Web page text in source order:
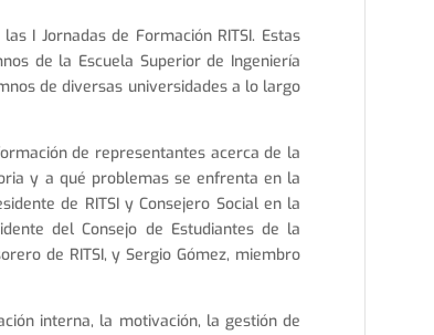
I Jornadas de Formación RITSI. Estas
de la Escuela Superior de Ingeniería
de diversas universidades a lo largo
de representantes acerca de la
y a qué problemas se enfrenta en la
de RITSI y Consejero Social en la
del Consejo de Estudiantes de la
de RITSI,y Sergio Gómez, miembro
interna, la motivación, la gestión de